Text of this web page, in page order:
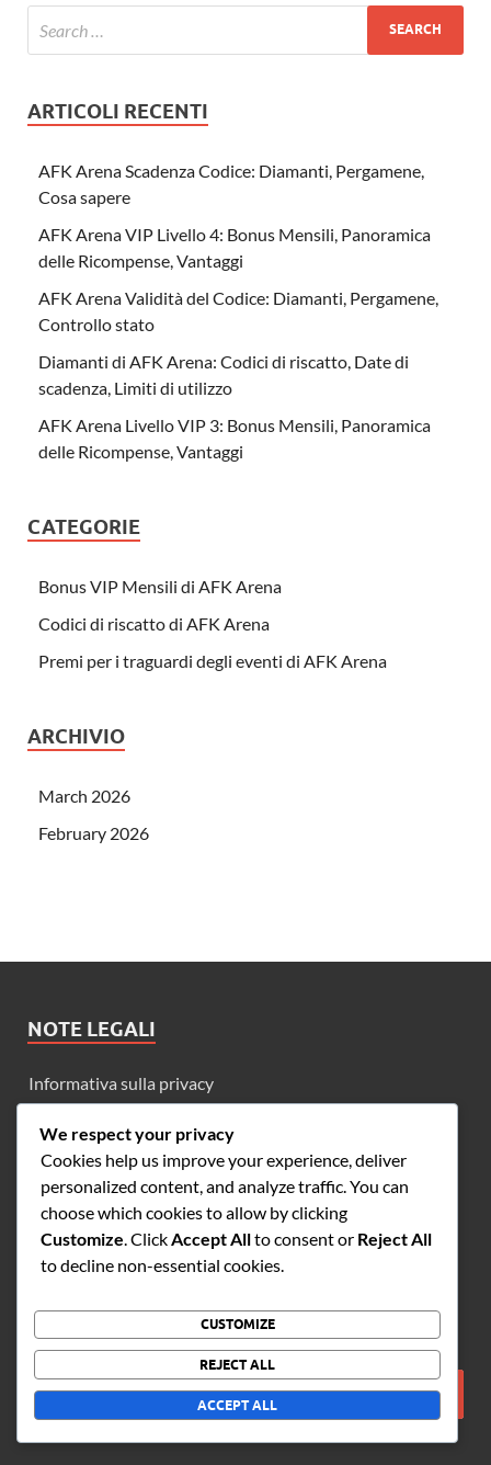
ARTICOLI RECENTI
AFK Arena Scadenza Codice: Diamanti, Pergamene,
Cosa sapere
AFK Arena VIP Livello 4: Bonus Mensili, Panoramica
delle Ricompense, Vantaggi
AFK Arena Validità del Codice: Diamanti, Pergamene,
Controllo stato
Diamanti di AFK Arena: Codici di riscatto, Date di
scadenza, Limiti di utilizzo
AFK Arena Livello VIP 3: Bonus Mensili, Panoramica
delle Ricompense, Vantaggi
CATEGORIE
Bonus VIP Mensili di AFK Arena
Codici di riscatto di AFK Arena
Premi per i traguardi degli eventi di AFK Arena
ARCHIVIO
March 2026
February 2026
NOTE LEGALI
Informativa sulla privacy
La nostra storia
Preferenze sui cookie
Contatto
We respect your privacy
Cookies help us improve your experience, deliver
personalized content, and analyze traffic. You can
choose which cookies to allow by clicking
Customize . Click Accept Allto consent or Reject All
to decline non-essential cookies.
CUSTOMIZE
REJECT ALL
ACCEPT ALL